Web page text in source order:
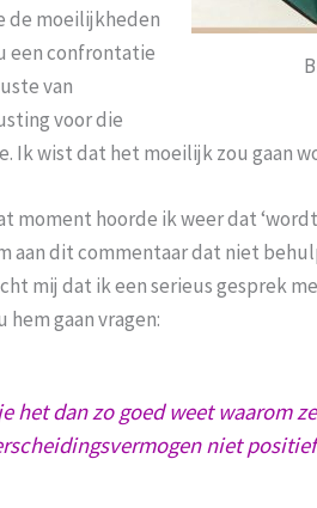
de moeilijkheden
een confrontatie
van
voor die
Ik wist dat het moeilijk zou gaan
moment hoorde ik weer dat
aan dit commentaar dat niet
mij dat ik een serieus gesprek
hem gaan vragen:
het dan zo goed weet waarom
niet